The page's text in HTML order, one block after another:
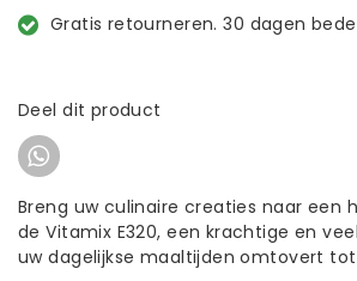
Gratis retourneren. 30 dagen
Deel dit product
Breng uw culinaire creaties naar een
de Vitamix E320, een krachtige en
uw dagelijkse maaltijden omtovert